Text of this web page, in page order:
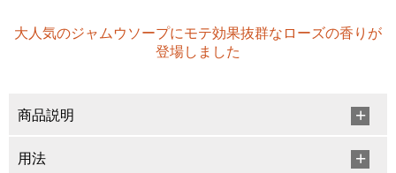
大人気のジャムウソープにモテ効果抜群なローズの香りが
登場しました
商品説明
用法